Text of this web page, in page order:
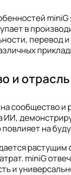
в
и
сообщество и
ИИ,
повлияет на
miniG
и